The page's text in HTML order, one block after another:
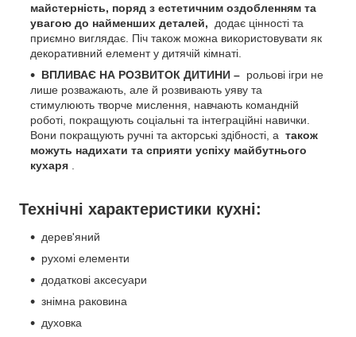
майстерність, поряд з естетичним оздобленням та
увагою до найменших деталей, додає цінності та
приємно виглядає. Піч також можна використовувати як
декоративний елемент у дитячій кімнаті.
ВПЛИВАЄ НА РОЗВИТОК ДИТИНИ – рольові ігри не
лише розважають, але й розвивають уяву та
стимулюють творче мислення, навчають командній
роботі, покращують соціальні та інтеграційні навички.
Вони покращують ручні та акторські здібності, а також
можуть надихати та сприяти успіху майбутнього
кухаря
Технічні характеристики кухні:
дерев'яний
рухомі елементи
додаткові аксесуари
знімна раковина
духовка